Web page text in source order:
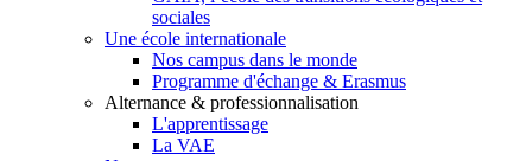
sociales
Une école internationale
Nos campus dans le monde
Programme d'échange & Erasmus
Alternance & professionnalisation
L'apprentissage
La VAE